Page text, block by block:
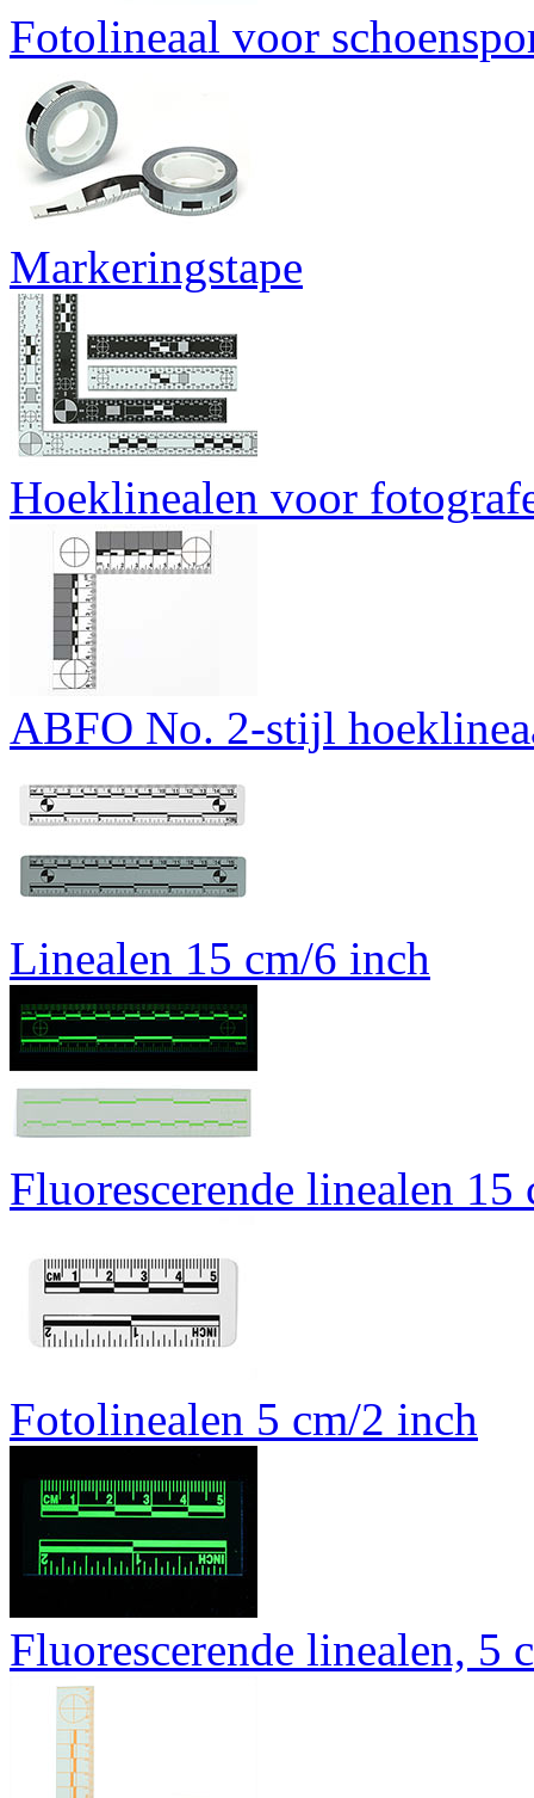
Fotolineaal voor
Markeringstape
Hoeklinealen voor
ABFO No. 2-stijl
Linealen 15 cm/6 inch
Fluorescerende linealen 15
Fotolinealen 5 cm/2 inch
Fluorescerende linealen, 5